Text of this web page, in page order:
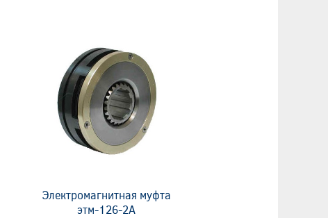
Электромагнитная муфта
этм-126-2А